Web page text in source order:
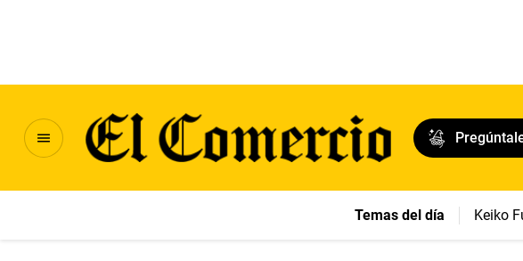
Temas del día Keiko